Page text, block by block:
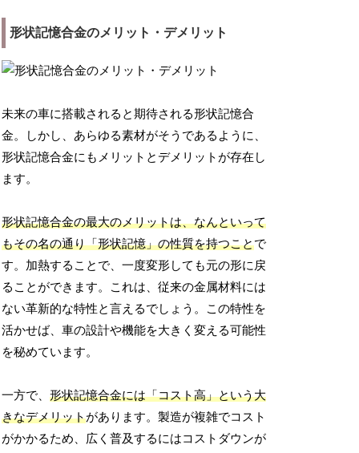
形状記憶合金のメリット・デメリット
未来の車に搭載されると期待される形状記憶合
金。しかし、あらゆる素材がそうであるように、
形状記憶合金にもメリットとデメリットが存在し
ます。
形状記憶合金の最大のメリットは、なんといって
もその名の通り「形状記憶」の性質を持つことで
す。加熱することで、一度変形しても元の形に戻
ることができます。これは、従来の金属材料には
ない革新的な特性と言えるでしょう。この特性を
活かせば、車の設計や機能を大きく変える可能性
を秘めています。
一方で、形状記憶合金には「コスト高」という大
きなデメリットがあります。製造が複雑でコスト
がかかるため、広く普及するにはコストダウンが